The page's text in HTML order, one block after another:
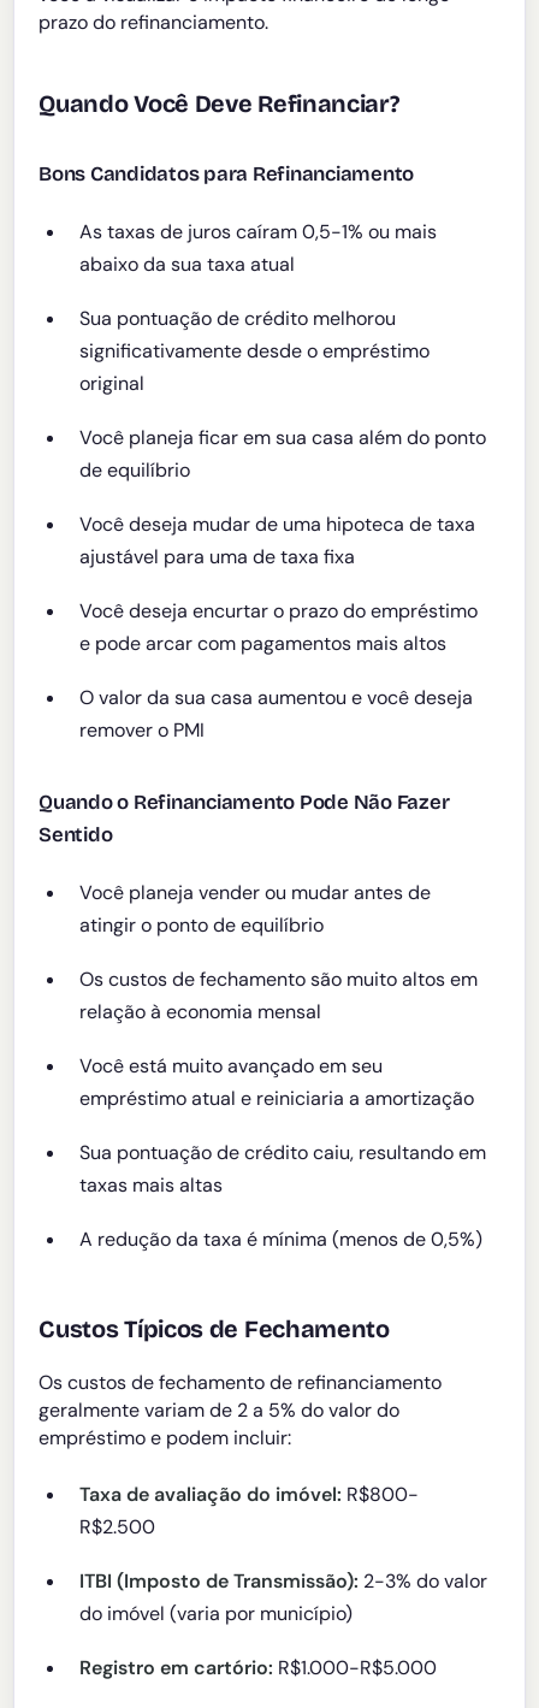
prazo do refinanciamento.
Quando Você Deve Refinanciar?
Bons Candidatos para Refinanciamento
As taxas de juros caíram 0,5-1% ou mais
abaixo da sua taxa atual
Sua pontuação de crédito melhorou
significativamente desde o empréstimo
original
Você planeja ficar em sua casa além do ponto
de equilíbrio
Você deseja mudar de uma hipoteca de taxa
ajustável para uma de taxa fixa
Você deseja encurtar o prazo do empréstimo
e pode arcar com pagamentos mais altos
O valor da sua casa aumentou e você deseja
remover o PMI
Quando o Refinanciamento Pode Não Fazer
Sentido
Você planeja vender ou mudar antes de
atingir o ponto de equilíbrio
Os custos de fechamento são muito altos em
relação à economia mensal
Você está muito avançado em seu
empréstimo atual e reiniciaria a amortização
Sua pontuação de crédito caiu, resultando em
taxas mais altas
A redução da taxa é mínima (menos de 0,5%)
Custos Típicos de Fechamento
Os custos de fechamento de refinanciamento
geralmente variam de 2 a 5% do valor do
empréstimo e podem incluir:
Taxa de avaliação do imóvel: R$800-
R$2.500
ITBI (Imposto de Transmissão): 2-3% do valor
do imóvel (varia por município)
Registro em cartório: R$1.000-R$5.000